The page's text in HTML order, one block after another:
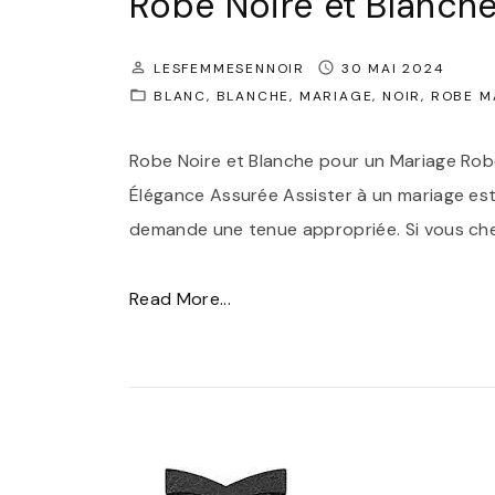
"
l
e
S
u
b
i
o
LESFEMMESENNOIR
30 MAI 2024
BLANC
BLANCHE MARIAGE NOIR ROBE
Robe Noire et Blanche pour un Mariage
Élégance Assurée Assister à un mariage
demande une tenue appropriée. Si vous
Read More..."